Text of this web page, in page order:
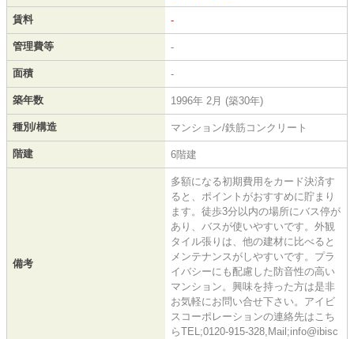
賃料 -
管理費等 -
面積 -
築年数 1996年 2月 (築30年)
種別/構造 マンション/鉄筋コンクリート
階建 6階建
備考
多額になる初期費用をカード決済す
ると、ポイントがおすすめに貯まり
ます。徒歩3分以内の場所にバス停が
あり、バスが使いやすいです。外観
タイル張りは、他の建材に比べると
メンテナンスがしやすいです。プラ
イバシーにも配慮した防音性の高い
マンション。興味を持った方は是非
お気軽にお問い合せ下さい。アイビ
スコーポレーションの連絡先はこち
らTEL;0120-915-328,Mail;info@ibisc